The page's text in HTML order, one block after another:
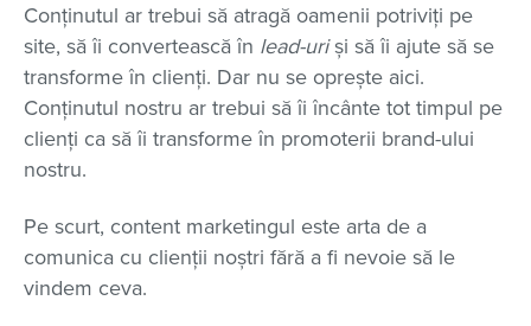
Conținutul ar trebui să atragă oamenii potriviți pe
site, să îi convertească în lead-uriși să îi ajute să se
transforme în clienți. Dar nu se oprește aici.
Conținutul nostru ar trebui să îi încânte tot timpul pe
clienți ca să îi transforme în promoterii brand-ului
nostru.
Pe scurt, content marketingul este arta de a
comunica cu clienții noștri fără a fi nevoie să le
vindem ceva.